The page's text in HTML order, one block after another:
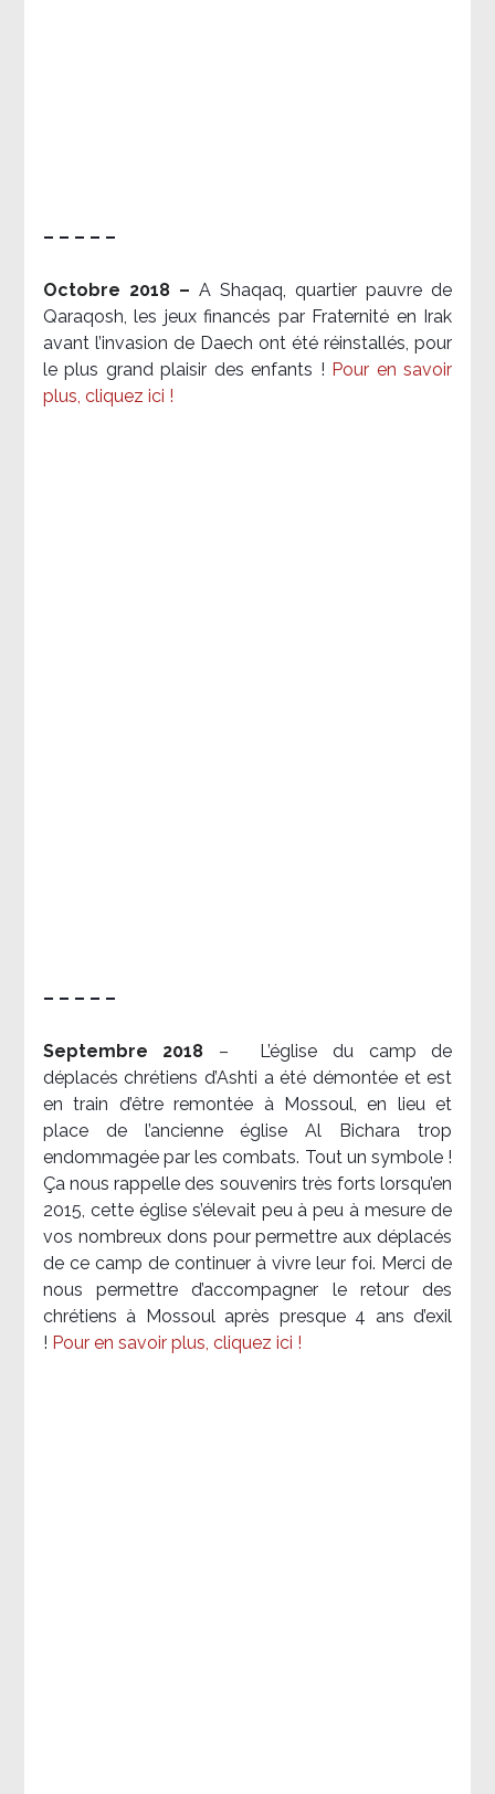
– – – – –
Octobre 2018 – A Shaqaq, quartier pauvre de
Qaraqosh, les jeux financés par Fraternité en Irak​
avant l’invasion de Daech ont été réinstallés, pour
le plus grand plaisir des enfants ! Pour en savoir
plus, cliquez ici !
– – – – –
Septembre 2018 –
L’église du camp de
déplacés chrétiens d’Ashti a été démontée et est
en train d’être remontée à Mossoul, en lieu et
place de l’ancienne église Al Bichara trop
endommagée par les combats. Tout un symbole !
Ça nous rappelle des souvenirs très forts lorsqu’en
2015, cette église s’élevait peu à peu à mesure de
vos nombreux dons pour permettre aux déplacés
de ce camp de continuer à vivre leur foi. Merci de
nous permettre d’accompagner le retour des
chrétiens à Mossoul après presque 4 ans d’exil
! Pour en savoir plus, cliquez ici !